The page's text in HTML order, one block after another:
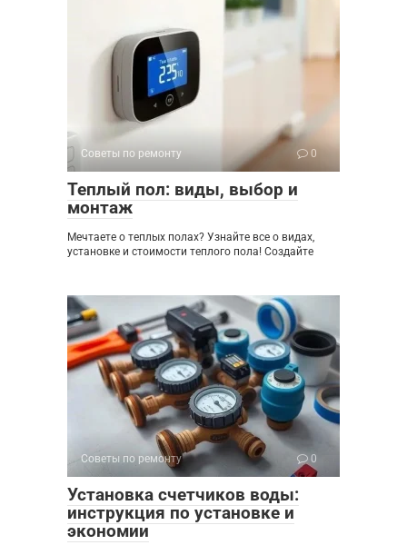
Советы по ремонту 0
Теплый пол: виды, выбор и
монтаж
Мечтаете о теплых полах? Узнайте все о видах,
установке и стоимости теплого пола! Создайте
Советы по ремонту 0
Установка счетчиков воды:
инструкция по установке и
экономии